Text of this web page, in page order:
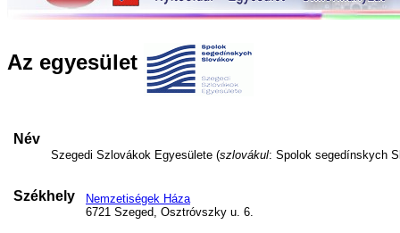
Az egyesület
Név
Szegedi Szlovákok Egyesülete (szlovákul: Spolok segedínskych
Székhely
Nemzetiségek Háza
6721 Szeged, Osztróvszky u. 6.